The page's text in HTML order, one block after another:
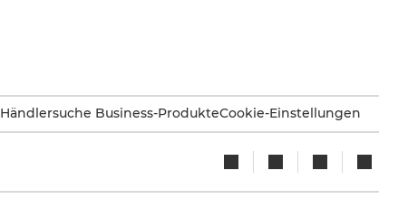
Händlersuche Business-ProdukteCookie-Einstellungen